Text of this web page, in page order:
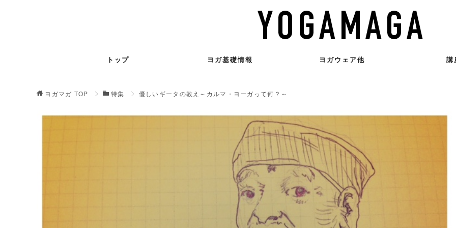
トップ ヨガ基礎情報 ヨガウェア他 講
ヨガマガ TOP 特集 優しいギータの教え～カルマ・ヨーガって何？～